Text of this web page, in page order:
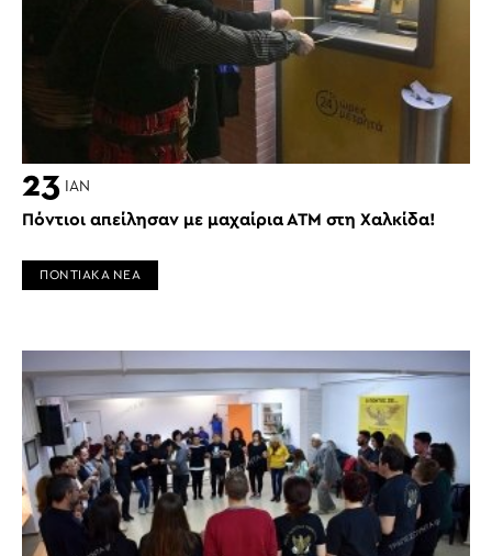
23 ΙΑΝ
Πόντιοι απείλησαν με μαχαίρια ΑΤΜ στη Χαλκίδα!
ΠΟΝΤΙΑΚΑ ΝΕΑ